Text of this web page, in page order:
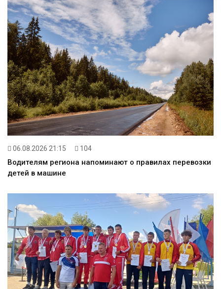
06.08.2026 21:15 104
Водителям региона напоминают о правилах перевозки
детей в машине